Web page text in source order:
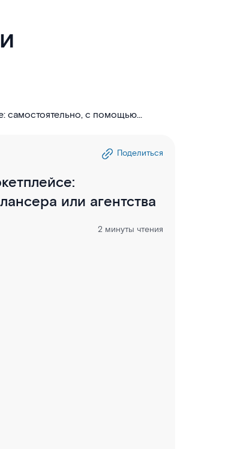
самостоятельно, с помощью
Поделиться
или агентства
2 минуты чтения